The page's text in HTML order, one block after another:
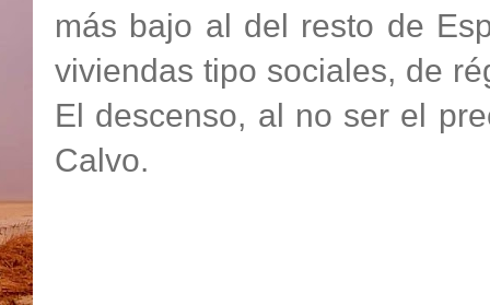
más bajo al del resto de
viviendas tipo sociales, de
El descenso, al no ser el
Calvo.